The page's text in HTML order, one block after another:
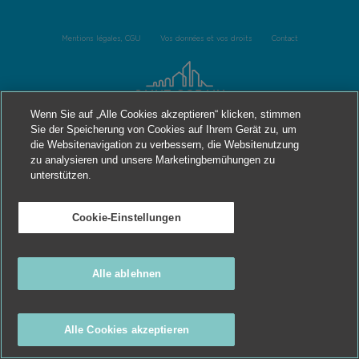
Mentions légales, CGU Vos données et vos droits Contact
Wenn Sie auf „Alle Cookies akzeptieren“ klicken, stimmen
Sie der Speicherung von Cookies auf Ihrem Gerät zu, um
die Websitenavigation zu verbessern, die Websitenutzung
zu analysieren und unsere Marketingbemühungen zu
unterstützen.
Cookie-Einstellungen
Alle ablehnen
Alle Cookies akzeptieren